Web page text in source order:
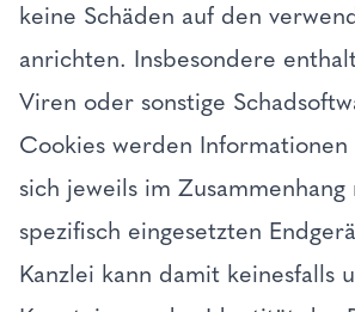
keine Schäden auf den
anrichten. Insbesondere
Viren oder sonstige
Cookies werden
sich jeweils im
spezifisch eingesetzten
Kanzlei kann damit keinesfalls